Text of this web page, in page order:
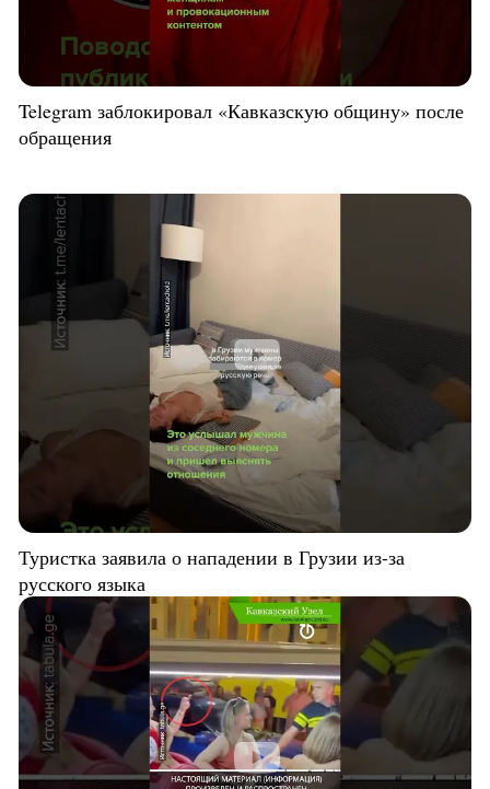
Telegram заблокировал «Кавказскую общину» после
обращения
Туристка заявила о нападении в Грузии из-за
русского языка